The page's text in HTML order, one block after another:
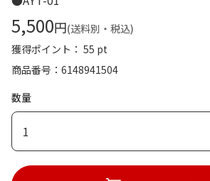
5,500円(送料別・税込)
獲得ポイント： 55 pt
商品番号
6148941504
数量
1